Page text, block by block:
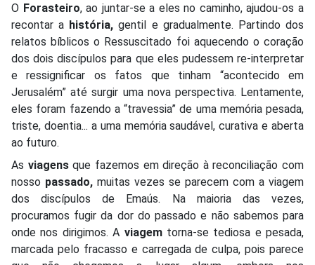
O Forasteiro, ao juntar-se a eles no caminho, ajudou-os a
recontar a história, gentil e gradualmente. Partindo dos
relatos bíblicos o Ressuscitado foi aquecendo o coração
dos dois discípulos para que eles pudessem re-interpretar
e ressignificar os fatos que tinham “acontecido em
Jerusalém” até surgir uma nova perspectiva. Lentamente,
eles foram fazendo a “travessia” de uma memória pesada,
triste, doentia... a uma memória saudável, curativa e aberta
ao futuro.
As viagensque fazemos em direção à reconciliação com
nosso passado, muitas vezes se parecem com a viagem
dos discípulos de Emaús. Na maioria das vezes,
procuramos fugir da dor do passado e não sabemos para
onde nos dirigimos. A viagemtorna-se tediosa e pesada,
marcada pelo fracasso e carregada de culpa, pois parece